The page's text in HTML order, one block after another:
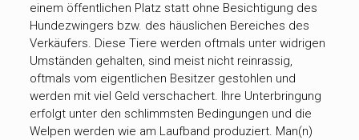
einem öffentlichen Platz statt ohne Besichtigung des
Hundezwingers bzw. des häuslichen Bereiches des
Verkäufers. Diese Tiere werden oftmals unter widrigen
Umständen gehalten, sind meist nicht reinrassig,
oftmals vom eigentlichen Besitzer gestohlen und
werden mit viel Geld verschachert. Ihre Unterbringung
erfolgt unter den schlimmsten Bedingungen und die
Welpen werden wie am Laufband produziert. Man(n)